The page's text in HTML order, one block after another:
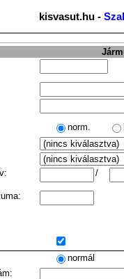
kisvasut.hu -
norm.
/
normál